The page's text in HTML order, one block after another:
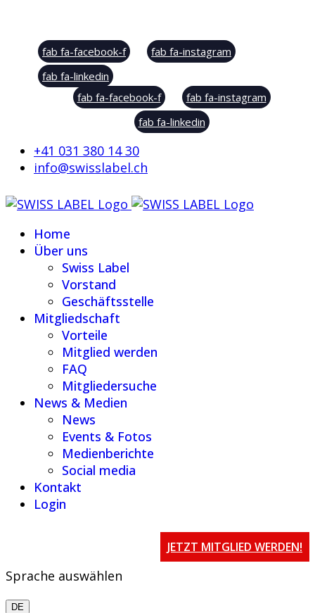
fab fa-facebook-f
fab fa-instagram
fab fa-linkedin
fab fa-facebook-f
fab fa-instagram
fab fa-linkedin
+41 031 380 14 30
info@swisslabel.ch
Home
Über uns
Swiss Label
Vorstand
Geschäftsstelle
Mitgliedschaft
Vorteile
Mitglied werden
FAQ
Mitgliedersuche
News & Medien
News
Events & Fotos
Medienberichte
Social media
Kontakt
Login
JETZT MITGLIED WERDEN!
Sprache auswählen
DE